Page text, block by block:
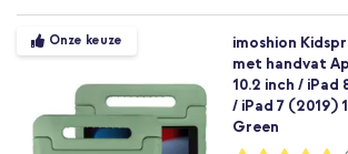
Onze keuze
imoshion
met handvat
10.2 inch / iPad
/ iPad 7 (2019)
Green